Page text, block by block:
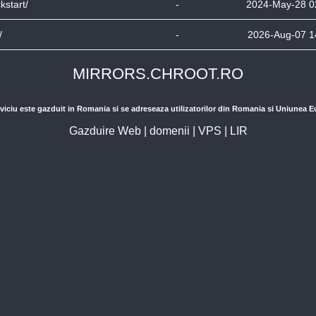
- 2024-May-28
- 2026-Aug-07
MIRRORS.CHROOT.RO
este gazduit in Romania si se adreseaza utilizatorilor din Romania si Uniunea
Gazduire Web| domenii VPS LIR